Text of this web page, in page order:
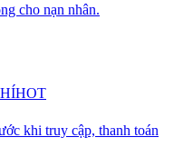
cho nạn nhân.
HOT
khi truy cập, thanh toán